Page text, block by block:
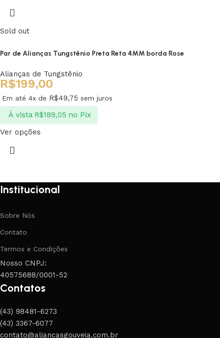
Sold out
Par de Alianças Tungstênio Preta Reta 4MM borda Rose
Alianças de Tungstênio
R$199,00
Em até 4x de R$49,75 sem juros
À vista R$189,05 no Pix
Ver opções
Institucional
Sobre Nós
Contato
Termos e Condições
Nosso CNPJ:
40575688/0001-52
Contatos
(43) 98481-6273
(43) 3367-6077
contato@aliancasgouveia.com.br